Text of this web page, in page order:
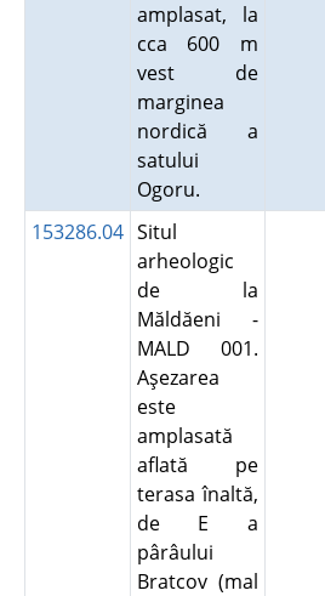
amplasat, la
cca 600 m
vest de
marginea
nordică a
satului
Ogoru.
153286.04 Situl
arheologic
de la
Măldăeni -
MALD 001.
Aşezarea
este
amplasată
aflată pe
terasa înaltă,
de E a
pârâului
Bratcov (mal